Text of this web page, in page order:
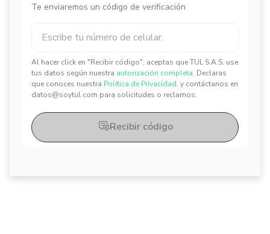
Te enviaremos un código de verificación
Al hacer click en "Recibir código", aceptas que TUL S.A.S. use
tus datos según nuestra autorización completa. Declaras
que conoces nuestra Política de Privacidad. y contáctanos en
datos@soytul.com para solicitudes o reclamos.
✕
✕
Recibir código